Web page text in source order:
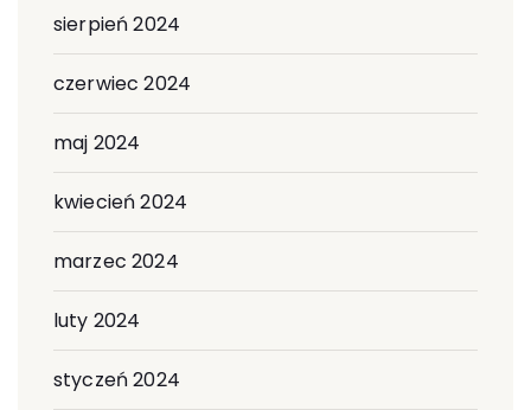
sierpień 2024
czerwiec 2024
maj 2024
kwiecień 2024
marzec 2024
luty 2024
styczeń 2024